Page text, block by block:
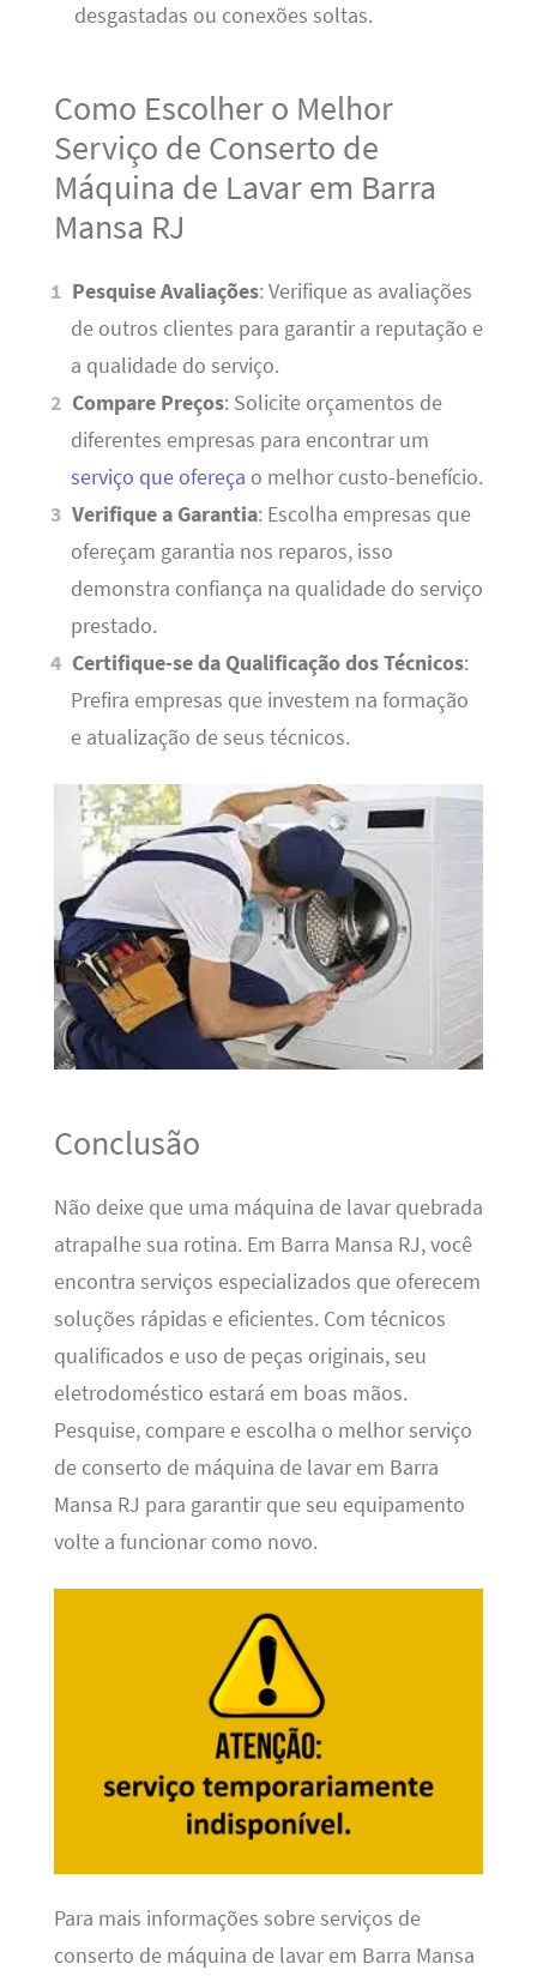
desgastadas ou conexões soltas.
Como Escolher o Melhor
Serviço de Conserto de
Máquina de Lavar em Barra
Mansa RJ
Pesquise Avaliações: Verifique as avaliações
de outros clientes para garantir a reputação e
a qualidade do serviço.
Compare Preços: Solicite orçamentos de
diferentes empresas para encontrar um
serviço que ofereça o melhor custo-benefício.
Verifique a Garantia: Escolha empresas que
ofereçam garantia nos reparos, isso
demonstra confiança na qualidade do serviço
prestado.
Certifique-se da Qualificação dos Técnicos:
Prefira empresas que investem na formação
e atualização de seus técnicos.
Conclusão
Não deixe que uma máquina de lavar quebrada
atrapalhe sua rotina. Em Barra Mansa RJ, você
encontra serviços especializados que oferecem
soluções rápidas e eficientes. Com técnicos
qualificados e uso de peças originais, seu
eletrodoméstico estará em boas mãos.
Pesquise, compare e escolha o melhor serviço
de conserto de máquina de lavar em Barra
Mansa RJ para garantir que seu equipamento
volte a funcionar como novo.
Para mais informações sobre serviços de
conserto de máquina de lavar em Barra Mansa